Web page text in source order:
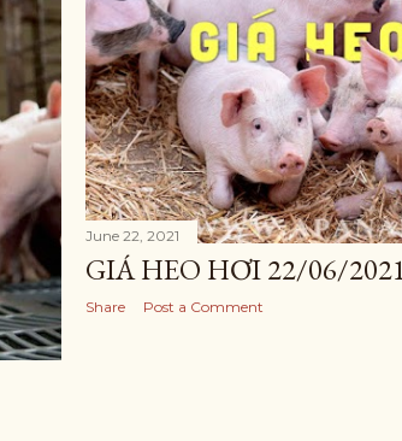
June 22, 2021
GIÁ HEO HƠI 22/06/
Share Post a Comment